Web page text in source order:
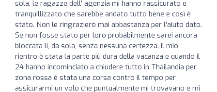
sola, le ragazze dell' agenzia mi hanno rassicurato e
tranquillizzato che sarebbe andato tutto bene e così è
stato. Non le ringrazierò mai abbastanza per l'aiuto dato.
Se non fosse stato per loro probabilmente sarei ancora
bloccata li, da sola, senza nessuna certezza. Il mio
rientro è stata la parte più dura della vacanza e quando il
24 hanno incominciato a chiudere tutto in Thailandia per
zona rossa è stata una corsa contro il tempo per
assicurarmi un volo che puntualmente mi trovavano e mi